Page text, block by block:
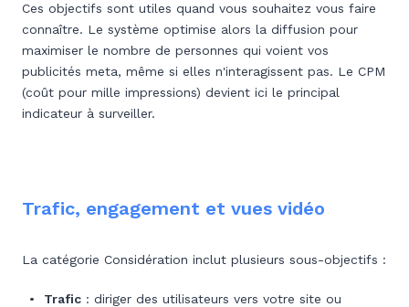
Ces objectifs sont utiles quand vous souhaitez vous faire
connaître. Le système optimise alors la diffusion pour
maximiser le nombre de personnes qui voient vos
publicités meta, même si elles n'interagissent pas. Le CPM
(coût pour mille impressions) devient ici le principal
indicateur à surveiller.
Trafic, engagement et vues vidéo
La catégorie Considération inclut plusieurs sous-objectifs :
Trafic : diriger des utilisateurs vers votre site ou